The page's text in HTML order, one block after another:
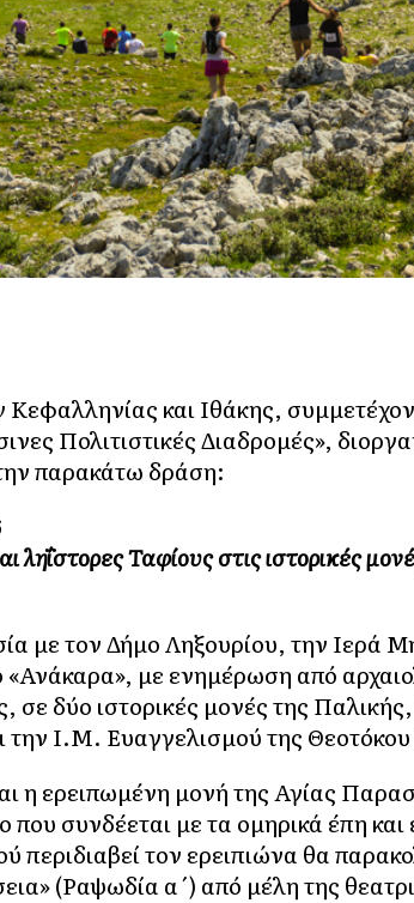
και Ιθάκης,
Πολιτιστικές Διαδρομές»,
παρακάτω δράση:
ληΐστορες Ταφίους στις ιστορικές
με τον Δήμο Ληξουρίου, την Ιερά
«Ανάκαρα», με ενημέρωση από
σε δύο ιστορικές μονές της
Ι.Μ. Ευαγγελισμού της
η ερειπωμένη μονή της Αγίας
συνδέεται με τα ομηρικά έπη και
περιδιαβεί τον ερειπιώνα θα
(Ραψωδία α΄) από μέλη της